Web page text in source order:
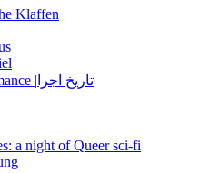
Klaffen
Date of Performance |تاریخ اجرا
a night of Queer sci-fi